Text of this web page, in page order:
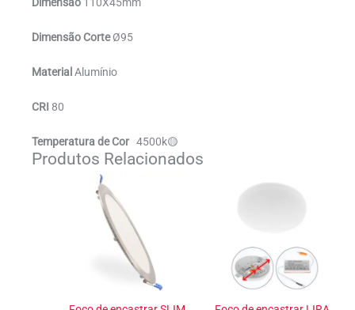
Dimensão CorteØ95
Material Alumínio
CRI 80
Temperatura de Cor 4500k🟡
Produtos Relacionados